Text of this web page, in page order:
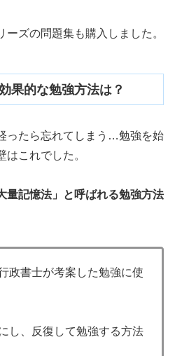
ズの問題集も購入しました。
果的な勉強方法は？
ったら忘れてしまう…勉強を始
これでした。
量記憶法」と呼ばれる勉強方法
政書士が考案した勉強に使
し、反復して勉強する方法